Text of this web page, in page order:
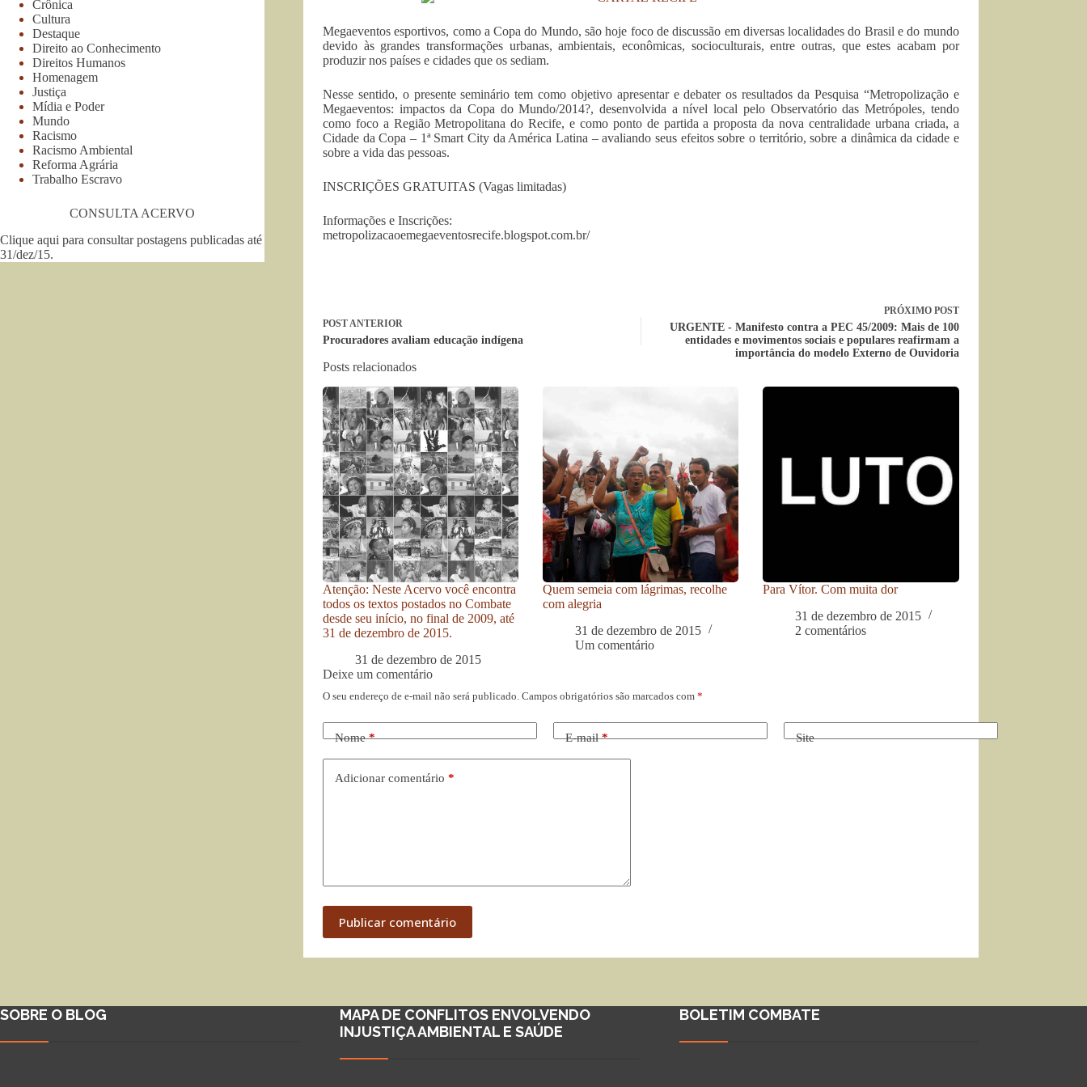
Megaeventos esportivos, como a Copa do Mundo, são hoje foco de discussão em diversas localidades do Brasil e do mundo
devido às grandes transformações urbanas, ambientais, econômicas, socioculturais, entre outras, que estes acabam por
produzir nos países e cidades que os sediam.
Nesse sentido, o presente seminário tem como objetivo apresentar e debater os resultados da Pesquisa “Metropolização e
Megaeventos: impactos da Copa do Mundo/2014?, desenvolvida a nível local pelo Observatório das Metrópoles, tendo
como foco a Região Metropolitana do Recife, e como ponto de partida a proposta da nova centralidade urbana criada, a
Cidade da Copa – 1ª Smart City da América Latina – avaliando seus efeitos sobre o território, sobre a dinâmica da cidade e
sobre a vida das pessoas.
INSCRIÇÕES GRATUITAS (Vagas limitadas)
Informações e Inscrições:
metropolizacaoemegaeventosrecife.blogspot.com.br/
POSTANTERIOR
Procuradores avaliam educação indígena
PRÓXIMO POST
URGENTE - Manifesto contra a PEC 45/2009: Mais de 100
entidades e movimentos sociais e populares reafirmam a
importância do modelo Externo de Ouvidoria
Posts relacionados
Atenção: Neste Acervo você encontra
todos os textos postados no Combate
desde seu início, no final de 2009, até
31 de dezembro de 2015.
31 de dezembro de 2015
Quem semeia com lágrimas, recolhe
com alegria
31 de dezembro de 2015
Um comentário
Para Vítor. Com muita dor
31 de dezembro de 2015
2 comentários
Deixe um comentário
O seu endereço de e-mail não será publicado. Campos obrigatórios são marcados com *
Nome* E-mail* Site
Adicionar comentário *
Publicar comentário
Crônica
Cultura
Destaque
Direito ao Conhecimento
Direitos Humanos
Homenagem
Justiça
Mídia e Poder
Mundo
Racismo
Racismo Ambiental
Reforma Agrária
Trabalho Escravo
CONSULTA ACERVO
Clique aqui para consultar postagens publicadas até
31/dez/15.
SOBRE O BLOG
MAPA DE CONFLITOS ENVOLVENDO
INJUSTIÇA AMBIENTAL E SAÚDE
BOLETIM COMBATE